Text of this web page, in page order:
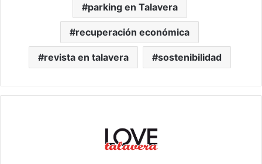
parking en Talavera
recuperación económica
revista en talavera sostenibilidad